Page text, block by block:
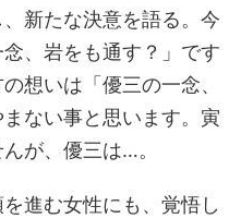
新たな決意を語る。今
、岩をも通す？」です
想いは「優三の一念、
ない事と思います。寅
が、優三は…。
進む女性にも、覚悟し